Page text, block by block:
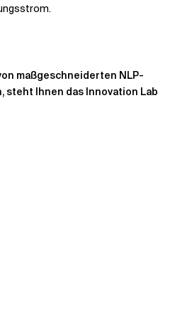
maßgeschneiderten NLP-
steht Ihnen das Innovation Lab